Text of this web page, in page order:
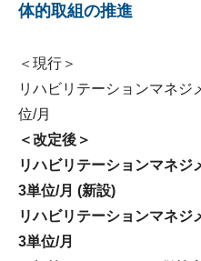
体的取組の推進
＜現行＞
リハビリテーションマネジ
位/月
＜改定後＞
リハビリテーションマネジ
3単位/月 (新設)
リハビリテーションマネジ
3単位/月